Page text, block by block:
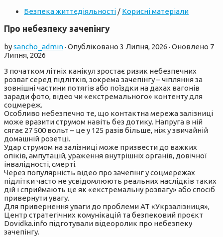
Безпека життєдіяльності / Корисні матеріали
Про небезпеку зачепінгу
bysancho_admin· Опубліковано 3 Липня, 2026 · Оновлено 7
Липня, 2026
З початком літніх канікул зростає ризик небезпечних
розваг серед підлітків, зокрема зачепінгу – чіпляння за
зовнішні частини потягів або поїздки на дахах вагонів
заради фото, відео чи «екстремального» контенту для
соцмереж.
Особливо небезпечно те, що контактна мережа залізниці
може вразити струмом навіть без дотику. Напруга в ній
сягає 27 500 вольт – це у 125 разів більше, ніж у звичайній
домашній розетці.
Удар струмом на залізниці може призвести до важких
опіків, ампутацій, ураження внутрішніх органів, довічної
інвалідності, смерті.
Через популярність відео про зачепінг у соцмережах
підлітки часто не усвідомлюють реальних наслідків таких
дій і сприймають це як «екстремальну розвагу» або спосіб
привернути увагу.
Для привернення уваги до проблеми АТ «Укрзалізниця»,
Центр стратегічних комунікацій та безпековий проєкт
Dovidka.info підготували відеоролик про небезпеку
зачепінгу.